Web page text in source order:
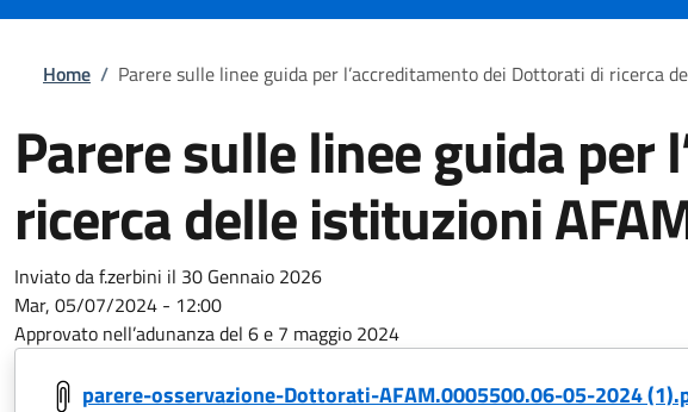
Briciole di pane
Home / Parere sulle linee guida per l’accreditamento dei Dottorati di ricerca
Parere sulle linee guida
ricerca delle istituzioni
Inviato daf.zerbini il 30 Gennaio 2026
Mar, 05/07/2024 - 12:00
Approvato nell’adunanza del 6 e 7 maggio 2024
parere-osservazione-Dottorati-AFAM.0005500.06-05-2024